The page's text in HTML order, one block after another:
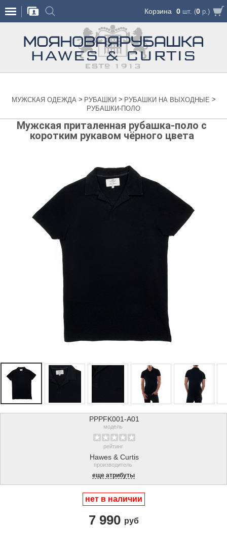
Корзина 0 шт. (0 р.)
МУЖСКАЯ ОДЕЖДА > РУБАШКИ > РУБАШКИ НА ВЫХОДНЫЕ >
РУБАШКИ-ПОЛО
Мужская приталенная рубашка-поло с
коротким рукавом чёрного цвета
PPPFK001-A01
модель
рейтинг
Hawes & Curtis
производитель
еще атрибуты
нет в наличии
7 990 руб